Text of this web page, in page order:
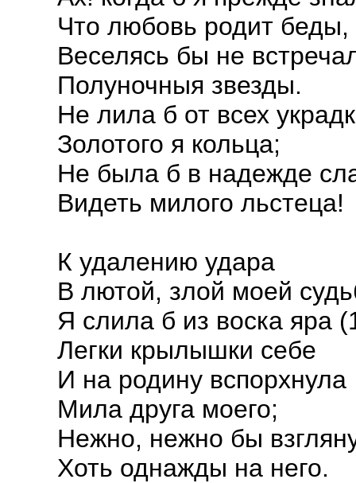
Что любовь родит беды,
Веселясь бы не
Полуночныя звезды.
Не лила б от всех
Золотого я кольца;
Не была б в надежде
Видеть милого льстеца!
К удалению удара
В лютой, злой моей
Я слила б из воска яра
Легки крылышки себе
И на родину вспорхнула
Мила друга моего;
Нежно, нежно бы
Хоть однажды на него.